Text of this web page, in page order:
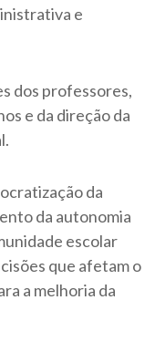
e
dos professores,
e da direção da
da
da autonomia
escolar
que afetam o
a melhoria da